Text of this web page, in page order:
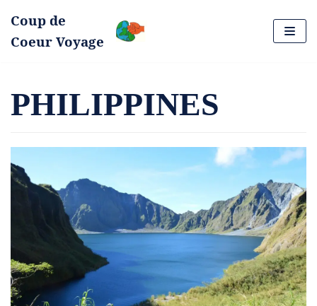
Aller
Coup de
Coeur Voyage
PHILIPPINES